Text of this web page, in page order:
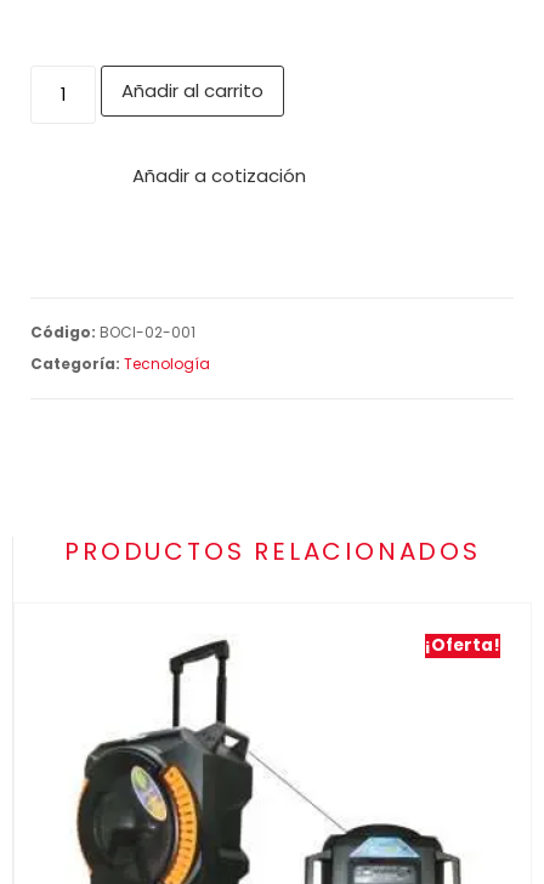
Añadir al carrito
Añadir a cotización
Código: BOCI-02-001
Categoría: Tecnología
PRODUCTOS RELACIONADOS
¡Oferta!